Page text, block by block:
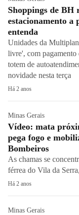
Shoppings de BH
estacionamento
entenda
Unidades da
livre', com pagamento
totem de
novidade nesta terça
Há 2 anos
Minas Gerais
Vídeo: mata
pega fogo e
Bombeiros
As chamas se
férrea do Vila da
Há 2 anos
Minas Gerais